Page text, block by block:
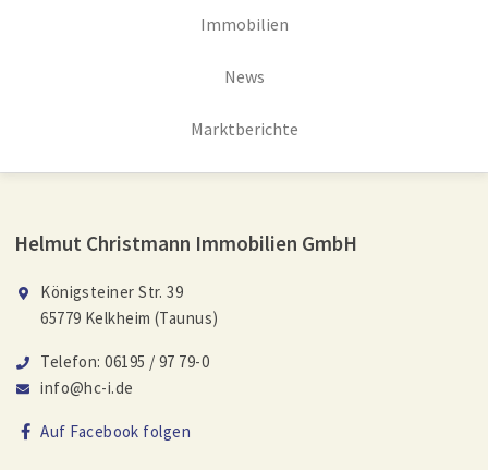
Immobilien
News
Marktberichte
Helmut Christmann Immobilien GmbH
Königsteiner Str. 39
65779 Kelkheim (Taunus)
Telefon: 06195 / 97 79-0
info@hc-i.de
Auf Facebook folgen